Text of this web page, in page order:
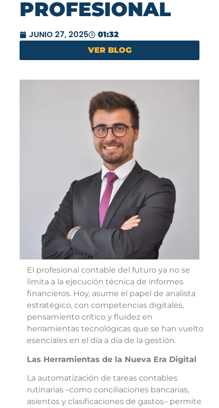
PROFESIONAL
JUNIO 27, 2025
01:32
VER BLOG
El profesional contable del futuro ya no se
limita a la ejecución técnica de informes
financieros. Hoy, asume el papel de analista
estratégico, con competencias digitales,
pensamiento crítico y fluidez en
herramientas tecnológicas que se han vuelto
esenciales en el día a día de la gestión.
Las Herramientas de la Nueva Era Digital
La automatización de tareas contables
rutinarias –como conciliaciones bancarias,
asientos y clasificaciones de gastos– permite